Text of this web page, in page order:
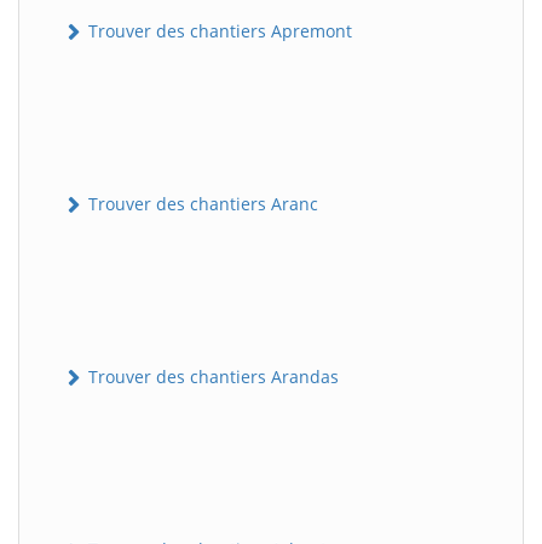
Trouver des chantiers Apremont
Trouver des chantiers Aranc
Trouver des chantiers Arandas